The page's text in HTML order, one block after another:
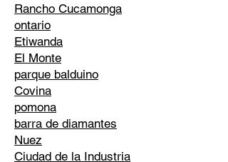
Rancho Cucamonga
ontario
Etiwanda
El Monte
parque balduino
Covina
pomona
barra de diamantes
Nuez
Ciudad de la Industria